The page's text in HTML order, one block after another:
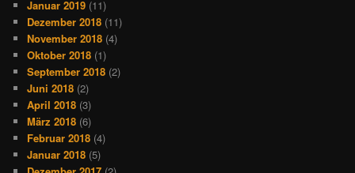
Januar 2019 (11)
Dezember 2018 (11)
November 2018 (4)
Oktober 2018 (1)
September 2018 (2)
Juni 2018 (2)
April 2018 (3)
März 2018 (6)
Februar 2018 (4)
Januar 2018 (5)